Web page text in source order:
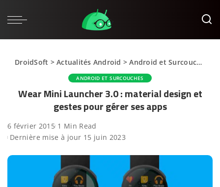
DroidSoft >Actualités Android >Android et Surcouches
ANDROID ET SURCOUCHES
Wear Mini Launcher 3.0 : material design et
gestes pour gérer ses apps
6 février 2015 1 Min Read
Dernière mise à jour 15 juin 2023